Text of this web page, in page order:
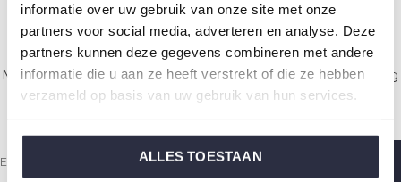
informatie over uw gebruik van onze site met onze
partners voor social media, adverteren en analyse. Deze
partners kunnen deze gegevens combineren met andere
informatie die u aan ze heeft verstrekt of die ze hebben
verzameld op basis van uw gebruik van hun services.
ALLES TOESTAAN
Rock your inbox
Made with love every Sunday morning so you wake up feeling
wonderful.